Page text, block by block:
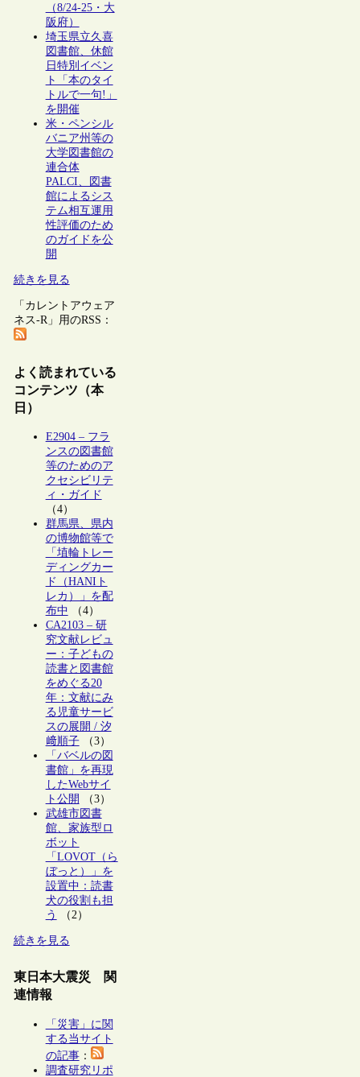
（8/24-25・大
阪府）
埼玉県立久喜
図書館、休館
日特別イベン
ト「本のタイ
トルで一句!」
を開催
米・ペンシル
バニア州等の
大学図書館の
連合体
PALCI、図書
館によるシス
テム相互運用
性評価のため
のガイドを公
開
続きを見る
「カレントアウェア
ネス-R」用のRSS：
よく読まれている
コンテンツ（本
日）
E2904 – フラ
ンスの図書館
等のためのア
クセシビリテ
ィ・ガイド
（4）
群馬県、県内
の博物館等で
「埴輪トレー
ディングカー
ド（HANIト
レカ）」を配
布中 （4）
CA2103 – 研
究文献レビュ
ー：子どもの
読書と図書館
をめぐる20
年：文献にみ
る児童サービ
スの展開 / 汐
﨑順子（3）
「バベルの図
書館」を再現
したWebサイ
ト公開
（3）
武雄市図書
館、家族型ロ
ボット
「LOVOT（ら
ぼっと）」を
設置中：読書
犬の役割も担
う
（2）
続きを見る
東日本大震災 関
連情報
「災害」に関
する当サイト
の記事：
調査研究リポ